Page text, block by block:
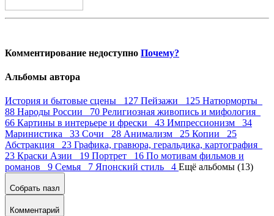
Комментирование недоступно Почему?
Альбомы автора
История и бытовые сцены 127 Пейзажи 125 Натюрморты
88 Народы России 70 Религиозная живопись и мифология
66 Картины в интерьере и фрески 43 Импрессионизм 34
Маринистика 33 Сочи 28 Анимализм 25 Копии 25
Абстракция 23 Графика, гравюра, геральдика, картография
23 Краски Азии 19 Портрет 16 По мотивам фильмов и
романов 9 Семья 7 Японский стиль 4 Ещё альбомы (13)
Собрать пазл
Комментарий